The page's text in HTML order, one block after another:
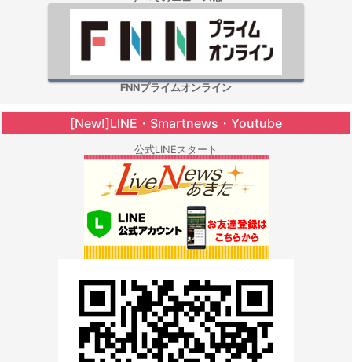
FNNプライムオンライン
[New!]LINE・Smartnews・Youtube
公式LINEスタート